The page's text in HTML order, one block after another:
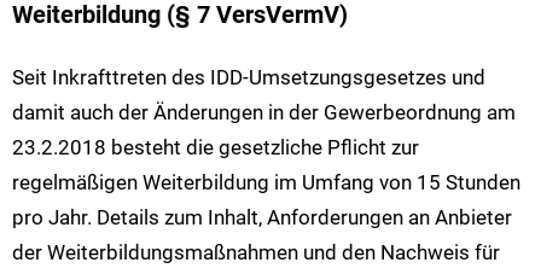
Weiterbildung (§ 7 VersVermV)
Seit Inkrafttreten des IDD-Umsetzungsgesetzes und
damit auch der Änderungen in der Gewerbeordnung am
23.2.2018 besteht die gesetzliche Pflicht zur
regelmäßigen Weiterbildung im Umfang von 15 Stunden
pro Jahr. Details zum Inhalt, Anforderungen an Anbieter
der Weiterbildungsmaßnahmen und den Nachweis für